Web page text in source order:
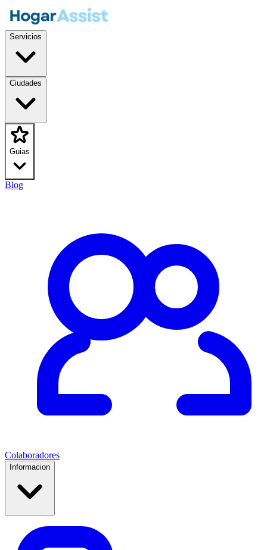
Servicios
Ciudades
Guias
Blog
Colaboradores
Informacion